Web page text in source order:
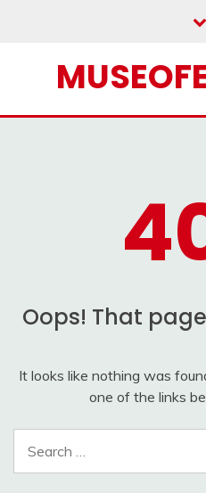
Oops! That
It looks like nothing was
one of the links